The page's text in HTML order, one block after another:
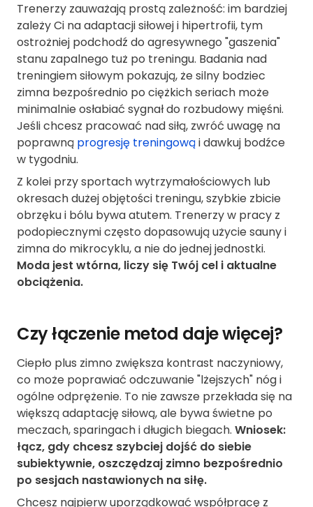
Trenerzy zauważają prostą zależność: im bardziej
zależy Ci na adaptacji siłowej i hipertrofii, tym
ostrożniej podchodź do agresywnego "gaszenia"
stanu zapalnego tuż po treningu. Badania nad
treningiem siłowym pokazują, że silny bodziec
zimna bezpośrednio po ciężkich seriach może
minimalnie osłabiać sygnał do rozbudowy mięśni.
Jeśli chcesz pracować nad siłą, zwróć uwagę na
poprawną progresję treningowąi dawkuj bodźce
w tygodniu.
Z kolei przy sportach wytrzymałościowych lub
okresach dużej objętości treningu, szybkie zbicie
obrzęku i bólu bywa atutem. Trenerzy w pracy z
podopiecznymi często dopasowują użycie sauny i
zimna do mikrocyklu, a nie do jednej jednostki.
Moda jest wtórna, liczy się Twój cel i aktualne
obciążenia.
Czy łączenie metod daje więcej?
Ciepło plus zimno zwiększa kontrast naczyniowy,
co może poprawiać odczuwanie "lżejszych" nóg i
ogólne odprężenie. To nie zawsze przekłada się na
większą adaptację siłową, ale bywa świetne po
meczach, sparingach i długich biegach. Wniosek:
łącz, gdy chcesz szybciej dojść do siebie
subiektywnie, oszczędzaj zimno bezpośrednio
po sesjach nastawionych na siłę.
Chcesz najpierw uporządkować współpracę z